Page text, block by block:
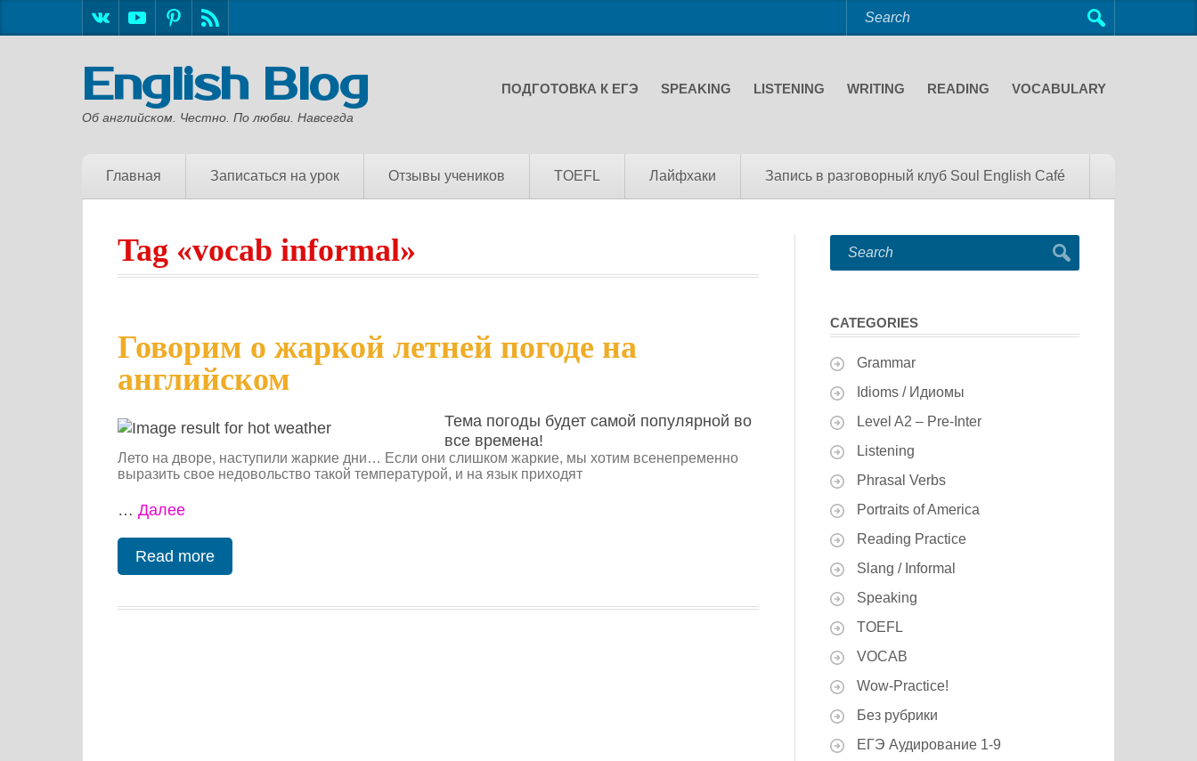
English Blog
Об английском. Честно. По любви. Навсегда
ПОДГОТОВКА К ЕГЭ SPEAKING LISTENING WRITING READING VOCABULARY
Главная Записаться на урок Отзывы учеников TOEFL Лайфхаки Запись в разговорный клуб Soul English Café
Tag «vocab informal»
Говорим о жаркой летней погоде на
английском
Тема погоды будет самой популярной во
все времена!
Лето на дворе, наступили жаркие дни… Если они слишком жаркие, мы хотим всенепременно
выразить свое недовольство такой температурой, и на язык приходят
… Далее
Read more
CATEGORIES
Grammar
Idioms / Идиомы
Level A2 – Pre-Inter
Listening
Phrasal Verbs
Portraits of America
Reading Practice
Slang / Informal
Speaking
TOEFL
VOCAB
Wow-Practice!
Без рубрики
ЕГЭ Аудирование 1-9